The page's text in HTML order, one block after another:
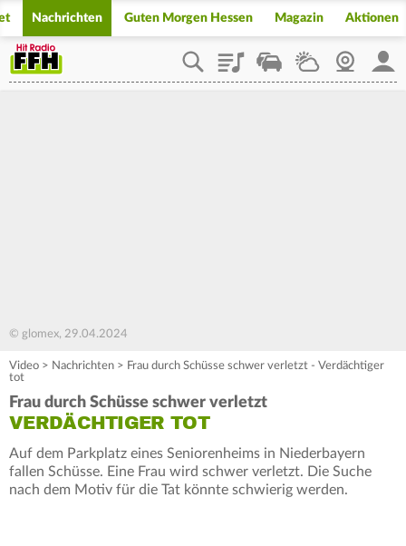
Nachrichten Guten Morgen Hessen Magazin Aktionen
PlaylistStaupilotWetterWebcam
© glomex, 29.04.2024
Video > Nachrichten > Frau durch Schüsse schwer verletzt - Verdächtiger
tot
Frau durch Schüsse schwer verletzt
VERDÄCHTIGER TOT
Auf dem Parkplatz eines Seniorenheims in Niederbayern
fallen Schüsse. Eine Frau wird schwer verletzt. Die Suche
nach dem Motiv für die Tat könnte schwierig werden.